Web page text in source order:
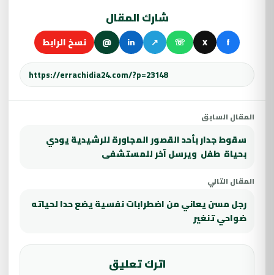
شارك المقال
f
X
☏
↗
in
@ نسخ الرابط
المقال السابق
سقوط جدار بأحد القصور المجاورة للرشيدية يودي
بحياة طفل ويرسل آخر للمستشفى
المقال التالي
رجل مسن يعاني من اضطرابات نفسية يضع حدا لحياته
ضواحي تنغير
اترك تعليق